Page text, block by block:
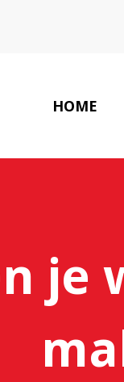
HOME
je